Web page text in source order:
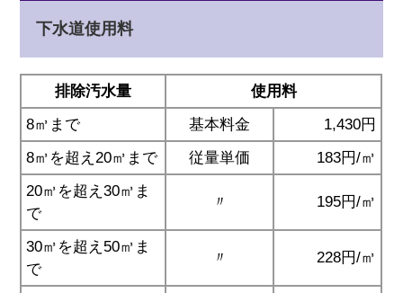
下水道使用料
排除汚水量
使用料
8㎥まで
基本料金
1,430円
8㎥を超え20㎥まで
従量単価
183円/㎥
20㎥を超え30㎥ま
で
〃 195円/㎥
30㎥を超え50㎥ま
で
〃 228円/㎥